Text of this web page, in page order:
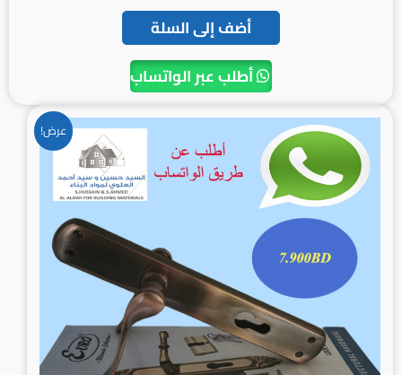
أضف إلى السلة
أطلب عبر الواتساب
عرض! السعر
الأصلي
هو:
9.200BD.
السعر
الحالي
هو:
7.900BD.